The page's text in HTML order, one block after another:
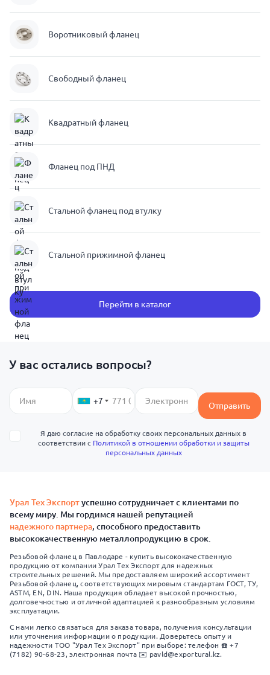
Воротниковый фланец
Свободный фланец
Квадратный фланец
Фланец под ПНД
Стальной фланец под втулку
Стальной прижимной фланец
Перейти в каталог
У вас остались вопросы?
+7 Отправить
Я даю согласие на обработку своих персональных данных в
соответствии с Политикой в отношении обработки и защиты
персональных данных
Урал Тех Экспортуспешно сотрудничает с клиентами по
всему миру. Мы гордимся нашей репутацией
надежного партнера, способного предоставить
высококачественную металлопродукцию в срок.
Резьбовой фланец в Павлодаре - купить высококачественную
продукцию от компании Урал Тех Экспорт для надежных
строительных решений. Мы предоставляем широкий ассортимент
Резьбовой фланец, соответствующих мировым стандартам ГОСТ, ТУ,
ASTM, EN, DIN. Наша продукция обладает высокой прочностью,
долговечностью и отличной адаптацией к разнообразным условиям
эксплуатации.
С нами легко связаться для заказа товара, получения консультации
или уточнения информации о продукции. Доверьтесь опыту и
надежности ТОО "Урал Тех Экспорт" при выборе: телефон ☎️ +7
(7182) 90-68-23, электронная почта ✉️ pavld@exportural.kz.